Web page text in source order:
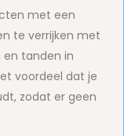
met een
te verrijken met
tanden in
voordeel dat je
zodat er geen